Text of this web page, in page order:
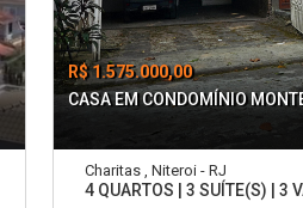
R$ 1.575.000,00
CASA EM CONDOMÍNIO
Charitas , Niteroi - RJ
4 QUARTOS | 3 SUÍTE(S) | 3